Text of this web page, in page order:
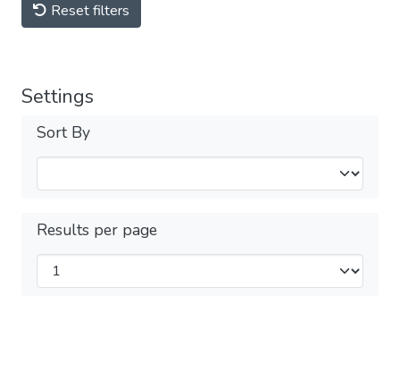
Reset filters
Settings
Sort By
Results per page